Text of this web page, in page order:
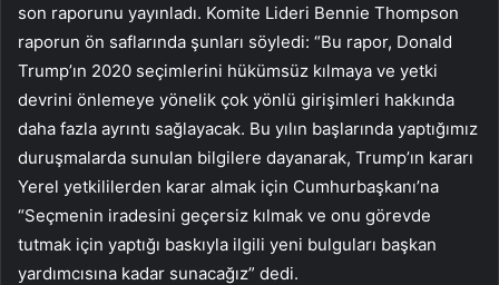
son raporunu yayınladı. Komite Lideri Bennie Thompson
raporun ön saflarında şunları söyledi: “Bu rapor, Donald
Trump’ın 2020 seçimlerini hükümsüz kılmaya ve yetki
devrini önlemeye yönelik çok yönlü girişimleri hakkında
daha fazla ayrıntı sağlayacak. Bu yılın başlarında yaptığımız
duruşmalarda sunulan bilgilere dayanarak, Trump’ın kararı
Yerel yetkililerden karar almak için Cumhurbaşkanı’na
“Seçmenin iradesini geçersiz kılmak ve onu görevde
tutmak için yaptığı baskıyla ilgili yeni bulguları başkan
yardımcısına kadar sunacağız” dedi.